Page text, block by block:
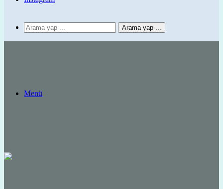
Arama yap ...
Menü